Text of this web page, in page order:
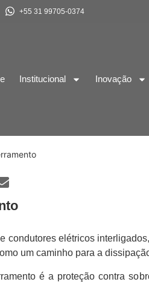
+55 31 99705-0374
Institucional Inovação
condutores elétricos
um caminho para a
é a proteção contra